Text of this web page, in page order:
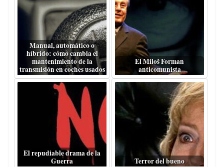
Manual, automático o
híbrido: cómo cambia el
mantenimiento de la
transmisión en coches usados
El Miloš Forman
anticomunista
El repudiable drama de la
Guerra
Terror del bueno